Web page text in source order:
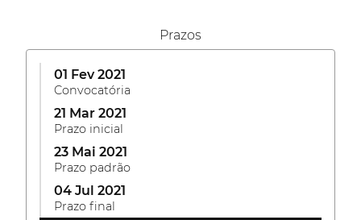
Prazos
01 Fev 2021
Convocatória
21 Mar 2021
Prazo inicial
23 Mai 2021
Prazo padrão
04 Jul 2021
Prazo final